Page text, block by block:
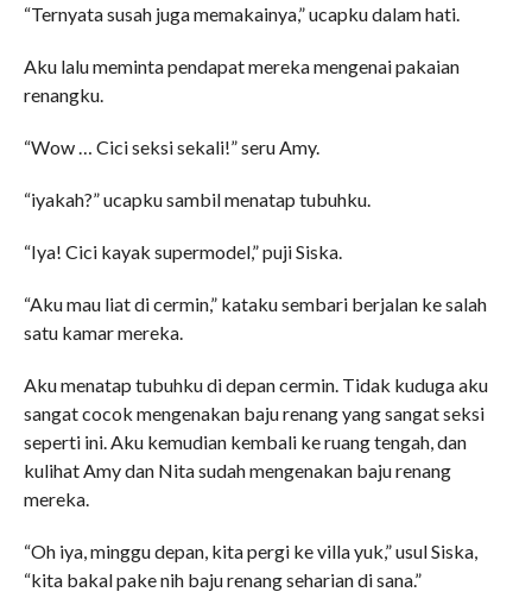
“Ternyata susah juga memakainya,” ucapku dalam hati.
Aku lalu meminta pendapat mereka mengenai pakaian
renangku.
“Wow … Cici seksi sekali!” seru Amy.
“iyakah?” ucapku sambil menatap tubuhku.
“Iya! Cici kayak supermodel,” puji Siska.
“Aku mau liat di cermin,” kataku sembari berjalan ke salah
satu kamar mereka.
Aku menatap tubuhku di depan cermin. Tidak kuduga aku
sangat cocok mengenakan baju renang yang sangat seksi
seperti ini. Aku kemudian kembali ke ruang tengah, dan
kulihat Amy dan Nita sudah mengenakan baju renang
mereka.
“Oh iya, minggu depan, kita pergi ke villa yuk,” usul Siska,
“kita bakal pake nih baju renang seharian di sana.”